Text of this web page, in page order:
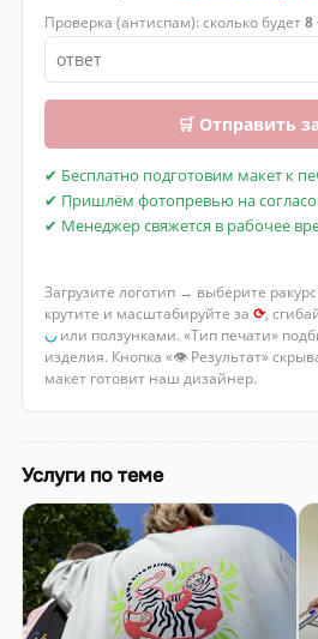
Проверка (антиспам): сколько будет8
🛒 Отправить
✔ Бесплатно подготовим макет к
✔ Пришлём фотопревью на
✔ Менеджер свяжется в рабочее
Загрузите логотип → выберите
крутите и масштабируйте за ⟳,
◡или ползунками. «Тип печати»
изделия. Кнопка «👁 Результат»
макет готовит наш дизайнер.
Услуги по теме